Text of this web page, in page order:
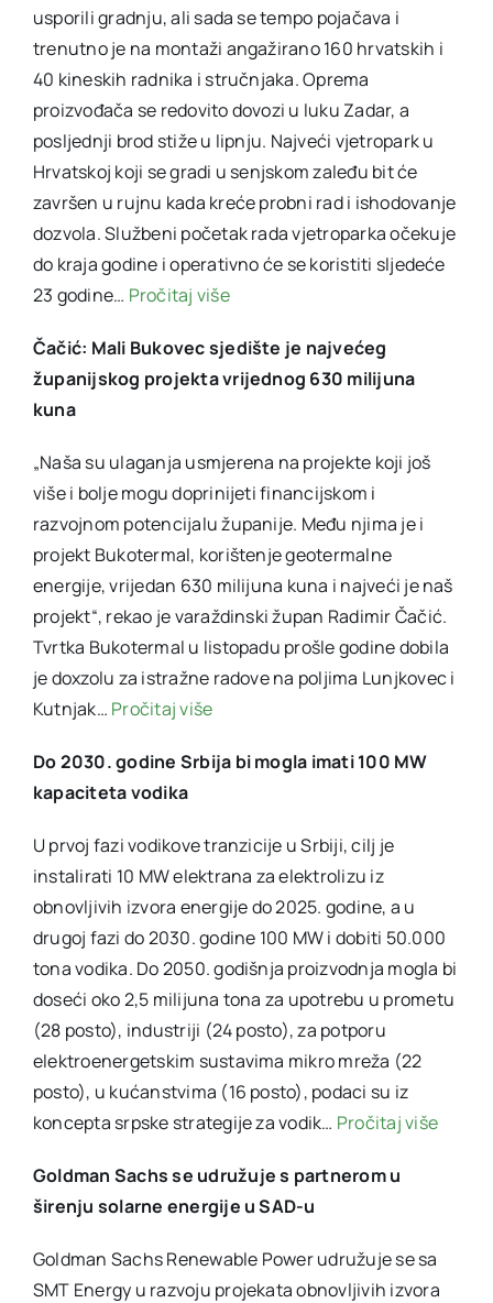
usporili gradnju, ali sada se tempo pojačava i
trenutno je na montaži angažirano 160 hrvatskih i
40 kineskih radnika i stručnjaka. Oprema
proizvođača se redovito dovozi u luku Zadar, a
posljednji brod stiže u lipnju. Najveći vjetropark u
Hrvatskoj koji se gradi u senjskom zaleđu bit će
završen u rujnu kada kreće probni rad i ishodovanje
dozvola. Službeni početak rada vjetroparka očekuje
do kraja godine i operativno će se koristiti sljedeće
23 godine… Pročitaj više
Čačić: Mali Bukovec sjedište je najvećeg
županijskog projekta vrijednog 630 milijuna
kuna
„Naša su ulaganja usmjerena na projekte koji još
više i bolje mogu doprinijeti financijskom i
razvojnom potencijalu županije. Među njima je i
projekt Bukotermal, korištenje geotermalne
energije, vrijedan 630 milijuna kuna i najveći je naš
projekt“, rekao je varaždinski župan Radimir Čačić.
Tvrtka Bukotermal u listopadu prošle godine dobila
je doxzolu za istražne radove na poljima Lunjkovec i
Kutnjak… Pročitaj više
Do 2030. godine Srbija bi mogla imati 100 MW
kapaciteta vodika
U prvoj fazi vodikove tranzicije u Srbiji, cilj je
instalirati 10 MW elektrana za elektrolizu iz
obnovljivih izvora energije do 2025. godine, a u
drugoj fazi do 2030. godine 100 MW i dobiti 50.000
tona vodika. Do 2050. godišnja proizvodnja mogla bi
doseći oko 2,5 milijuna tona za upotrebu u prometu
(28 posto), industriji (24 posto), za potporu
elektroenergetskim sustavima mikro mreža (22
posto), u kućanstvima (16 posto), podaci su iz
koncepta srpske strategije za vodik… Pročitaj više
Goldman Sachs se udružuje s partnerom u
širenju solarne energije u SAD-u
Goldman Sachs Renewable Power udružuje se sa
SMT Energy u razvoju projekata obnovljivih izvora